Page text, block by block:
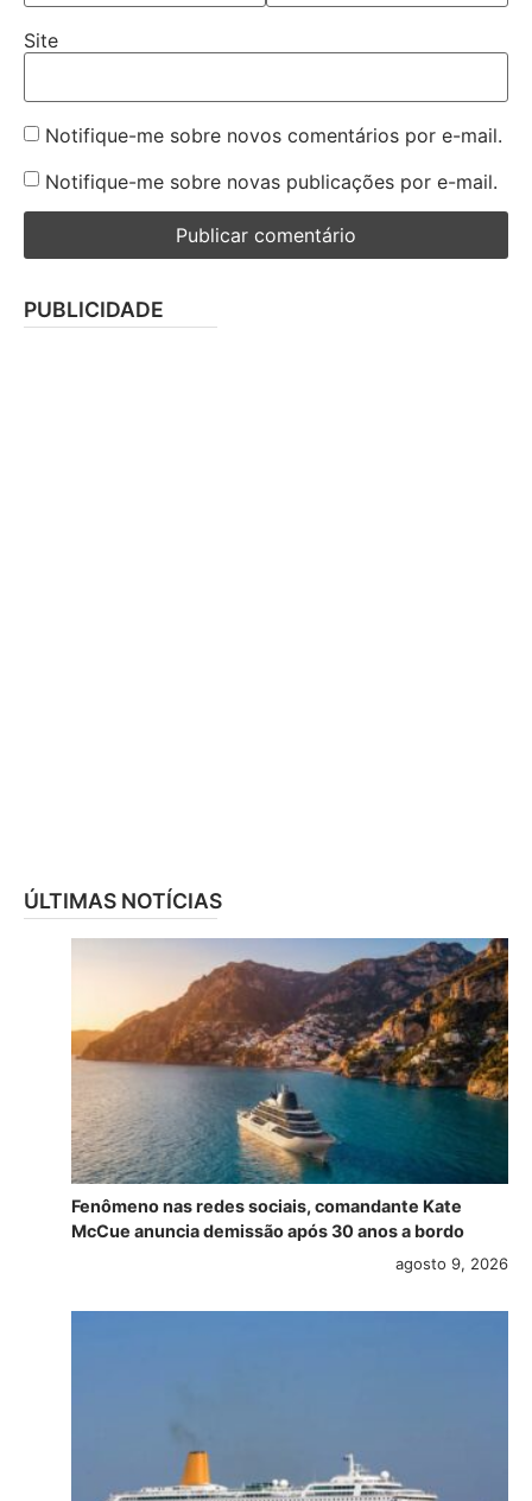
Site
Notifique-me sobre novos comentários por e-mail.
Notifique-me sobre novas publicações por e-mail.
PUBLICIDADE
ÚLTIMAS NOTÍCIAS
Fenômeno nas redes sociais, comandante Kate
McCue anuncia demissão após 30 anos a bordo
agosto 9, 2026